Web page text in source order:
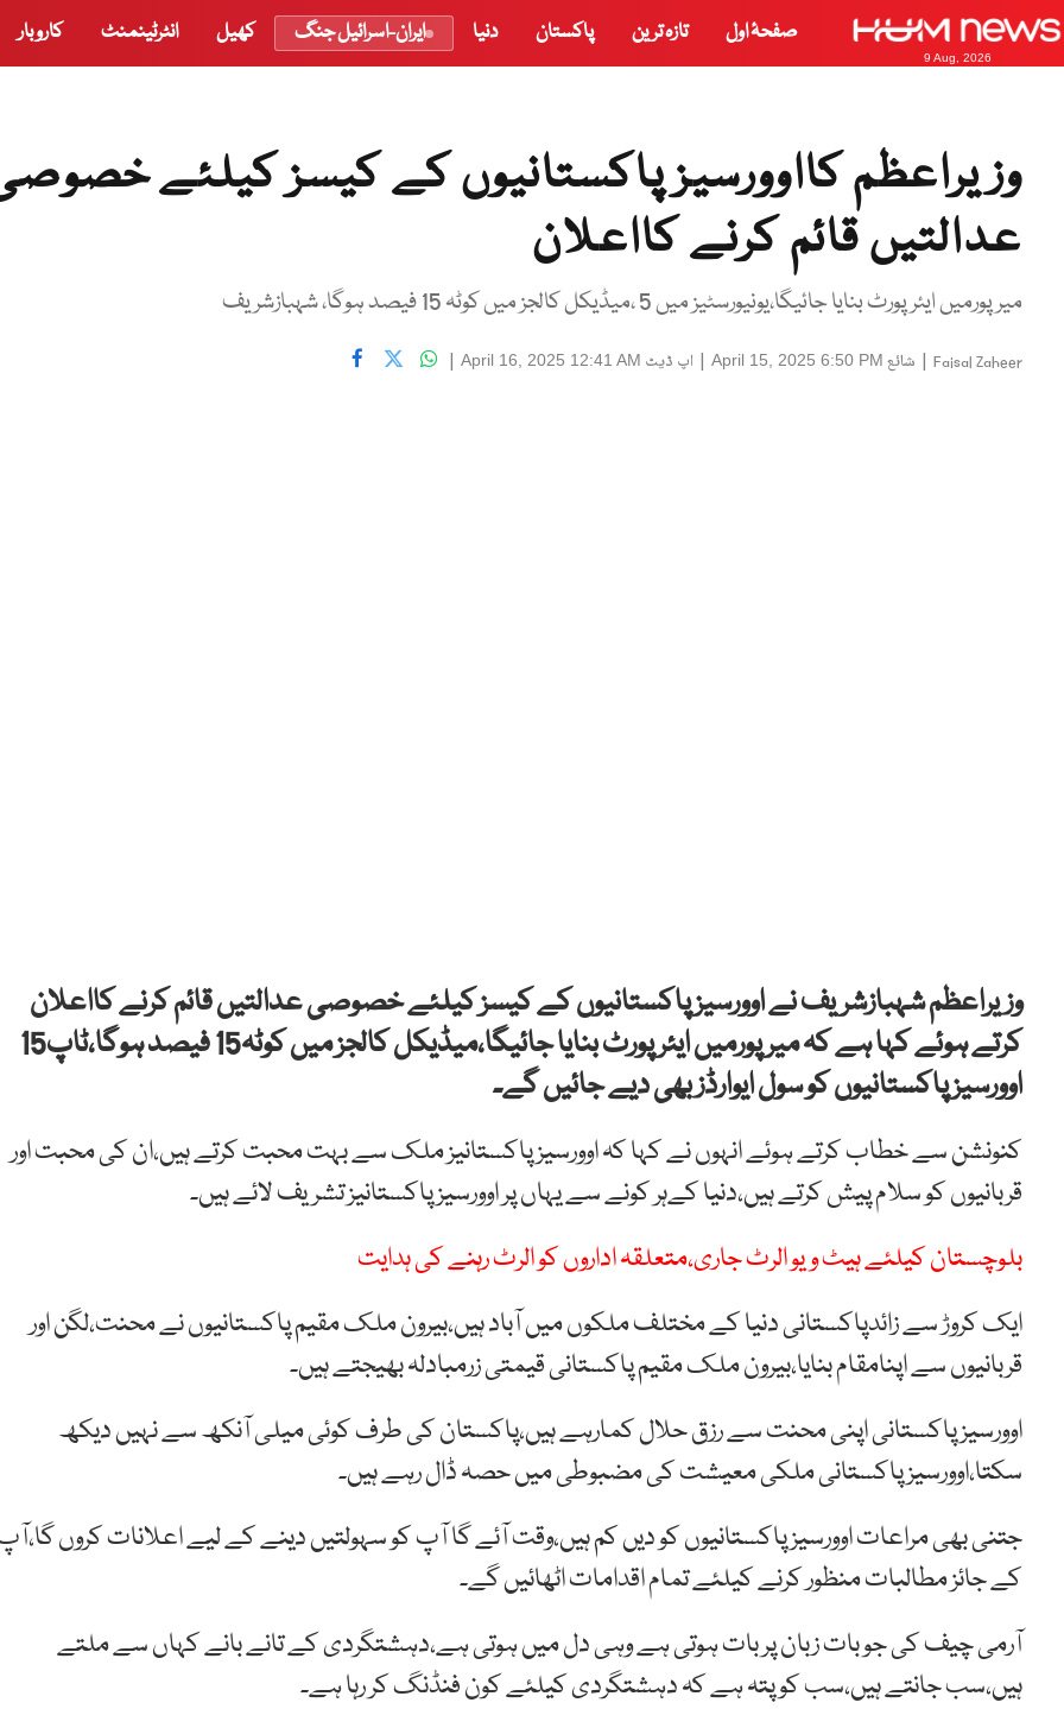
9 Aug, 2026
صفحۂ اول تازہ ترین پاکستان دنیا ایران-اسرائیل جنگ کھیل انٹرٹینمنٹ کاروبار
وزیراعظم کااوورسیز پاکستانیوں کے کیسز کیلئے
عدالتیں قائم کرنے کااعلان
میر پورمیں ایئر پورٹ بنایا جائیگا،یونیورسٹیز میں 5 ،میڈیکل کالجز میں کوٹہ 15 فیصد ہوگا، شہبازشریف
Faisal Zaheer
| شائع April 15, 2025 6:50 PM
| اپ ڈیٹ April 16, 2025 12:41 AM
|
وزیراعظم شہبازشریف نے اوورسیز پاکستانیوں کے کیسز کیلئے خصوصی عدالتیں قائم کرنے کااعلان
کرتے ہوئے کہا ہے کہ میر پورمیں ایئر پورٹ بنایا جائیگا،میڈیکل کالجز میں کوٹہ15 فیصد ہوگا،ٹاپ15
اوورسیز پاکستانیوں کو سول ایوارڈز بھی دیے جائیں گے۔
کنونشن سے خطاب کرتے ہوئے انہوں نے کہا کہ اوورسیز پاکستانیز ملک سے بہت محبت کرتے ہیں،ان کی محبت اور
قربانیوں کو سلام پیش کرتے ہیں،دنیا کےہر کونے سے یہاں پر اوورسیز پاکستانیز تشریف لائے ہیں۔
بلوچستان کیلئے ہیٹ ویو الرٹ جاری،متعلقہ اداروں کو الرٹ رہنے کی ہدایت
ایک کروڑ سے زائدپاکستانی دنیا کے مختلف ملکوں میں آباد ہیں،بیرون ملک مقیم پاکستانیوں نے محنت،لگن اور
قربانیوں سے اپنامقام بنایا،بیرون ملک مقیم پاکستانی قیمتی زرمبادلہ بھیجتے ہیں۔
اوورسیز پاکستانی اپنی محنت سے رزق حلال کمارہے ہیں،پاکستان کی طرف کوئی میلی آنکھ سے نہیں دیکھ
سکتا،اوورسیز پاکستانی ملکی معیشت کی مضبوطی میں حصہ ڈال رہے ہیں۔
جتنی بھی مراعات اوورسیز پاکستانیوں کو دیں کم ہیں،وقت آئے گا آپ کو سہولتیں دینے کے لیے اعلانات کروں
کے جائز مطالبات منظور کرنے کیلئے تمام اقدامات اٹھائیں گے۔
آرمی چیف کی جو بات زبان پر بات ہوتی ہے وہی دل میں ہوتی ہے،دہشتگردی کے تانے بانے کہاں سے ملتے
ہیں،سب جانتے ہیں،سب کو پتہ ہے کہ دہشتگردی کیلئے کون فنڈنگ کر رہا ہے۔